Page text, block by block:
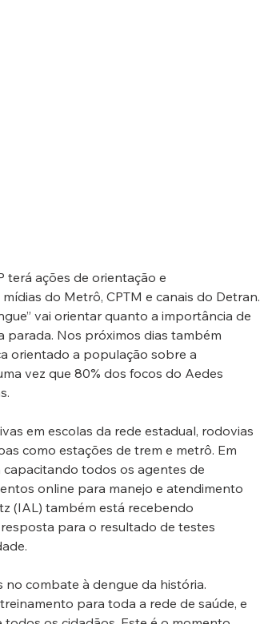
terá ações de orientação e
do Metrô, CPTM e canais do Detran.
vai orientar quanto a importância de
parada. Nos próximos dias também
orientado a população sobre a
vez que 80% dos focos do Aedes
em escolas da rede estadual, rodovias
como estações de trem e metrô. Em
capacitando todos os agentes de
online para manejo e atendimento
(IAL) também está recebendo
para o resultado de testes
no combate à dengue da história.
para toda a rede de saúde, e